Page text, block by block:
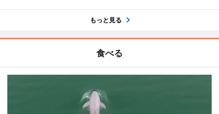
もっと見る
食べる